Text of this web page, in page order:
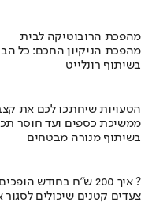
מהפכת הרובוטיקה לבית
מהפכת הניקיון החכם: כל
בשיתוף רונלייט
הטעויות שיחתכו לכם את
ממשיכת כספים ועד חוסר
בשיתוף מנורה מבטחים
איך 200 ש"ח בחודש הופכים ל140 אלף ?
צעדים קטנים שיכולים לסגור